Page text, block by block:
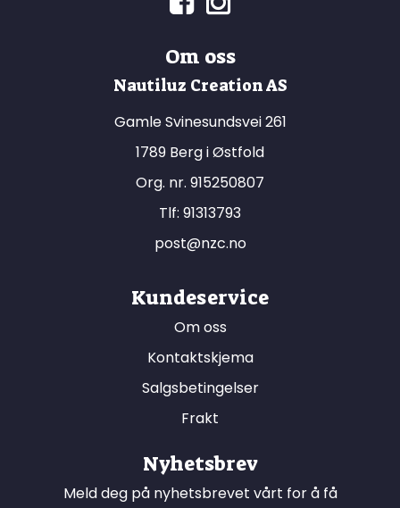
Om oss
Nautiluz Creation AS
Gamle Svinesundsvei 261
1789 Berg i Østfold
Org. nr. 915250807
Tlf: 91313793
post@nzc.no
Kundeservice
Om oss
Kontaktskjema
Salgsbetingelser
Frakt
Nyhetsbrev
Meld deg på nyhetsbrevet vårt for å få